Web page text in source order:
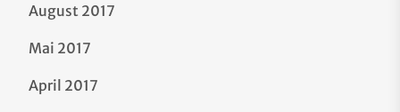
August 2017
Mai 2017
April 2017